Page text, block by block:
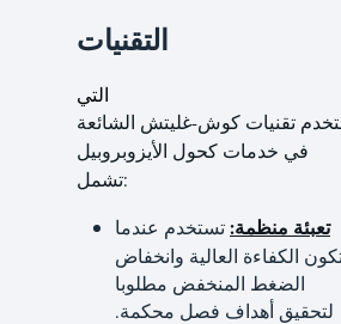
التقنيات
التي
تقنيات كوش-غليتش الشائعة
في خدمات كحول الأيزوبروبيل
تشمل:
تعبئة منظمة:تستخدم عندما
الكفاءة العالية وانخفاض
الضغط المنخفض مطلوبا
لتحقيق أهداف فصل محكمة.